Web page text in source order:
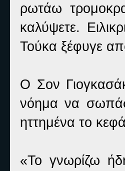
ρωτάω
καλύψετε.
Τούκα ξέφυγε
Ο Σον
νόημα να
ηττημένα το
«Το γνωρίζω